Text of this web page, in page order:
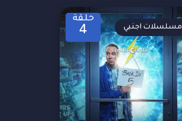
حلقة
4 مسلسلات اجنبي